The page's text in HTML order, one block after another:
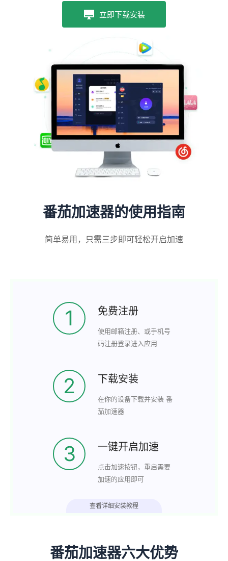
立即下载安装
番茄加速器的使用指南
简单易用，只需三步即可轻松开启加速
1 免费注册
使用邮箱注册、或手机号
码注册登录进入应用
2 下载安装
在你的设备下载并安装 番
茄加速器
3 一键开启加速
点击加速按钮，重启需要
加速的应用即可
查看详细安装教程
番茄加速器六大优势